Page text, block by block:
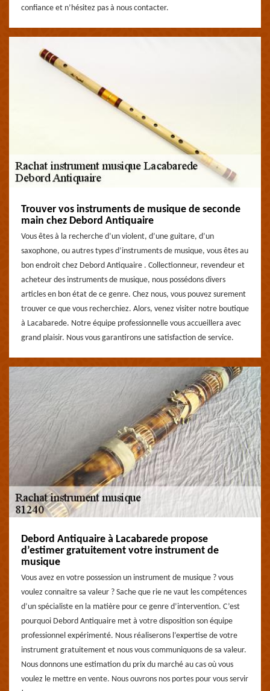
confiance et n’hésitez pas à nous contacter.
Trouver vos instruments de musique de seconde
main chez Debord Antiquaire
Vous êtes à la recherche d’un violent, d’une guitare, d’un
saxophone, ou autres types d’instruments de musique, vous êtes au
bon endroit chez Debord Antiquaire . Collectionneur, revendeur et
acheteur des instruments de musique, nous possédons divers
articles en bon état de ce genre. Chez nous, vous pouvez surement
trouver ce que vous recherchiez. Alors, venez visiter notre boutique
à Lacabarede. Notre équipe professionnelle vous accueillera avec
grand plaisir. Nous vous garantirons une satisfaction de service.
Debord Antiquaire à Lacabarede propose
d’estimer gratuitement votre instrument de
musique
Vous avez en votre possession un instrument de musique ? vous
voulez connaitre sa valeur ? Sache que rie ne vaut les compétences
d’un spécialiste en la matière pour ce genre d’intervention. C’est
pourquoi Debord Antiquaire met à votre disposition son équipe
professionnel expérimenté. Nous réaliserons l’expertise de votre
instrument gratuitement et nous vous communiquons de sa valeur.
Nous donnons une estimation du prix du marché au cas où vous
voulez le mettre en vente. Nous ouvrons nos portes pour vous servir